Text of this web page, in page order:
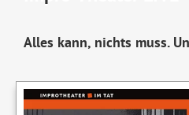
Alles kann, nichts muss.